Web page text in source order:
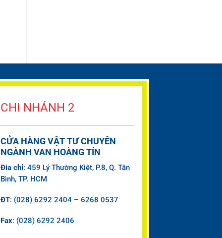
CHI NHÁNH 2
CỬA HÀNG VẬT TƯ CHUYÊN
NGÀNH VAN HOÀNG TÍN
Đia chỉ: 459 Lý Thường Kiệt, P.8, Q. Tân
Bình, TP. HCM
ĐT: (028) 6292 2404 – 6268 0537
Fax: (028) 6292 2406